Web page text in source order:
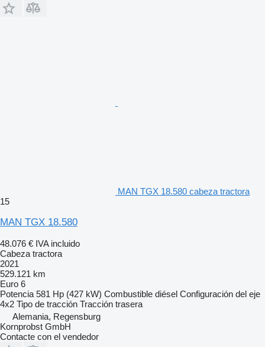
MAN TGX 18.580 cabeza tractora
15
MAN TGX 18.580
48.076 € IVA incluido
Cabeza tractora
2021
529.121 km
Euro 6
Potencia 581 Hp (427 kW) Combustible diésel Configuración del eje
4x2 Tipo de tracción Tracción trasera
Alemania, Regensburg
Kornprobst GmbH
Contacte con el vendedor